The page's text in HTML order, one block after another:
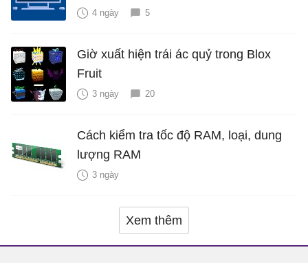
4 ngày 5
Giờ xuất hiện trái ác quỷ trong Blox
Fruit
3 ngày 20
Cách kiểm tra tốc độ RAM, loại, dung
lượng RAM
3 ngày
Xem thêm